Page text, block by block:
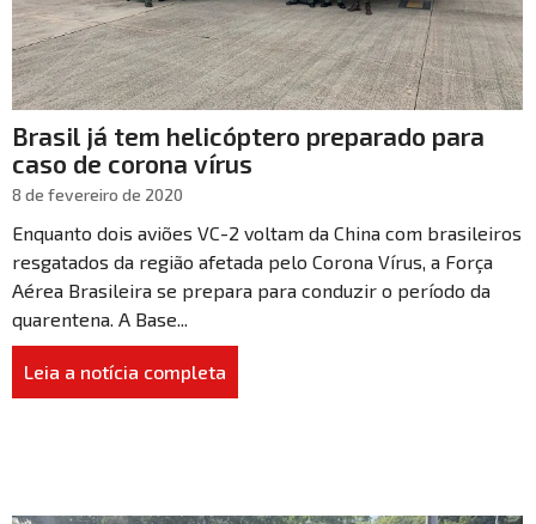
Brasil já tem helicóptero preparado para
caso de corona vírus
8 de fevereiro de 2020
Enquanto dois aviões VC-2 voltam da China com brasileiros
resgatados da região afetada pelo Corona Vírus, a Força
Aérea Brasileira se prepara para conduzir o período da
quarentena. A Base...
Leia a notícia completa